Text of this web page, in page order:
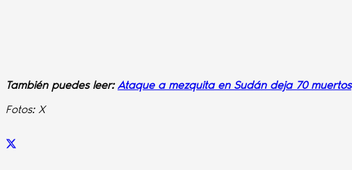
También puedes leer:Ataque a mezquita en Sudán deja 70 muertos
Fotos: X